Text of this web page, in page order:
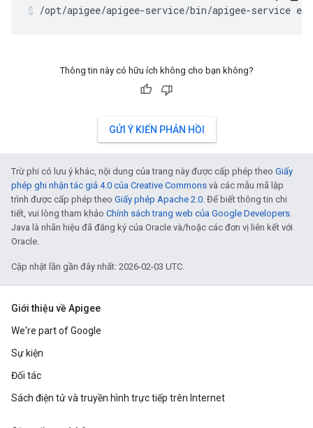
/opt/apigee/apigee-service/bin/apigee-service
Thông tin này có hữu ích không cho bạn không?
GỬI Ý KIẾN PHẢN HỒI
Trừ phi có lưu ý khác, nội dung của trang này được cấp phép theo Giấy
phép ghi nhận tác giả 4.0 của Creative Commons và các mẫu mã lập
trình được cấp phép theo Giấy phép Apache 2.0. Để biết thông tin chi
tiết, vui lòng tham khảo Chính sách trang web của Google Developers.
Java là nhãn hiệu đã đăng ký của Oracle và/hoặc các đơn vị liên kết với
Oracle.
Cập nhật lần gần đây nhất: 2026-02-03 UTC.
Giới thiệu về Apigee
We're part of Google
Sự kiện
Đối tác
Sách điện tử và truyền hình trực tiếp trên Internet